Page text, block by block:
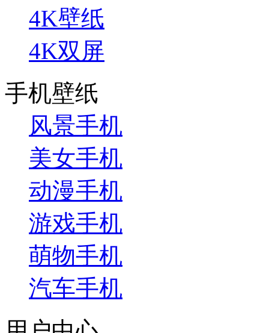
4K壁纸
4K双屏
手机壁纸
风景手机
美女手机
动漫手机
游戏手机
萌物手机
汽车手机